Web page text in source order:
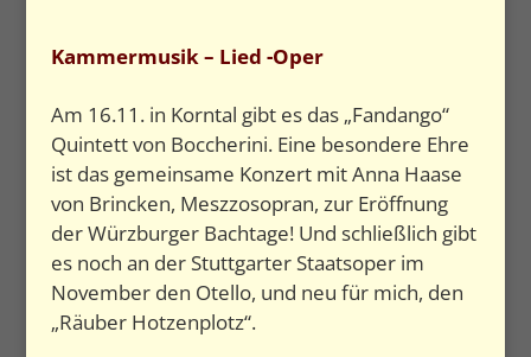
Kammermusik – Lied -Oper
Am 16.11. in Korntal gibt es das „Fandango“
Quintett von Boccherini. Eine besondere Ehre
ist das gemeinsame Konzert mit Anna Haase
von Brincken, Meszzosopran, zur Eröffnung
der Würzburger Bachtage! Und schließlich gibt
es noch an der Stuttgarter Staatsoper im
November den Otello, und neu für mich, den
„Räuber Hotzenplotz“.